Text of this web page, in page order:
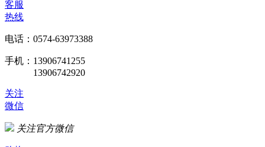
客服
热线
电话：0574-63973388
手机：13906741255
13906742920
关注
微信
关注官方微信